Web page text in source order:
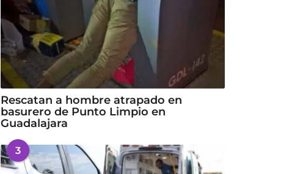
Rescatan a hombre atrapado en
basurero de Punto Limpio en
Guadalajara
3